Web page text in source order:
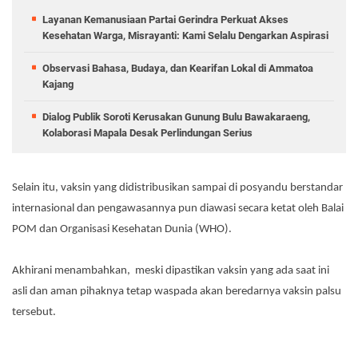
Layanan Kemanusiaan Partai Gerindra Perkuat Akses
Kesehatan Warga, Misrayanti: Kami Selalu Dengarkan Aspirasi
Observasi Bahasa, Budaya, dan Kearifan Lokal di Ammatoa
Kajang
Dialog Publik Soroti Kerusakan Gunung Bulu Bawakaraeng,
Kolaborasi Mapala Desak Perlindungan Serius
Selain itu, vaksin yang didistribusikan sampai di posyandu berstandar
internasional dan pengawasannya pun diawasi secara ketat oleh Balai
POM dan Organisasi Kesehatan Dunia (WHO).
Akhirani menambahkan, meski dipastikan vaksin yang ada saat ini
asli dan aman pihaknya tetap waspada akan beredarnya vaksin palsu
tersebut.